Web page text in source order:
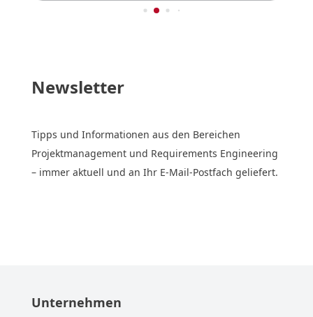
Newsletter
Tipps und Informationen aus den Bereichen
Projektmanagement und Requirements Engineering
– immer aktuell und an Ihr E-Mail-Postfach geliefert.
Unternehmen